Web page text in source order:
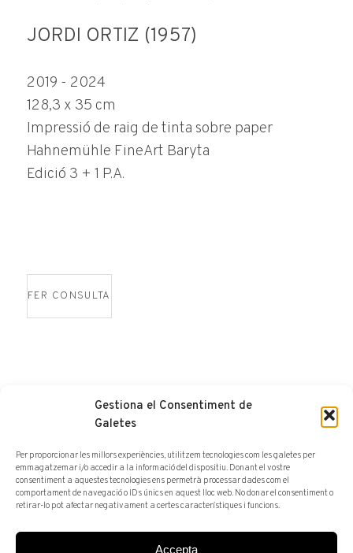
Gestiona el Consentiment de
Galetes
Per proporcionar les millors experiències, utilitzem tecnologies com les galetes per
emmagatzemar i/o accedir a la informació del dispositiu. Donant el vostre
consentiment a aquestes tecnologies ens permetrà processar dades com el
comportament de navegació o IDs únics en aquest lloc web. No donar el consentiment o
retirar-lo pot afectar negativament a certes característiques i funcions.
Accepta
JORDI ORTIZ (1957)
2019 - 2024
128,3 x 35 cm
Impressió de raig de tinta sobre paper
Hahnemühle FineArt Baryta
Edició 3 + 1 P.A.
FER CONSULTA
Bailén 19. 08010 Barcelona |Veure mapa
Dl-Dv: 10 a 14h i 16 a 19h
Tel. +34 93 302 59 70
art@arturamon.com